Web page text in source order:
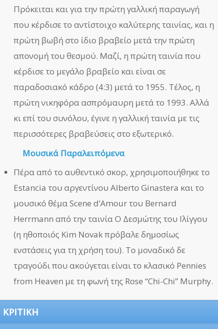
Πρόκειται και για την πρώτη γαλλική παραγωγή
που κέρδισε το αντίστοιχο καλύτερης ταινίας, και η
πρώτη βωβή στο ίδιο βραβείο μετά την πρώτη
απονομή του θεσμού. Μαζί, η πρώτη ταινία που
κέρδισε το μεγάλο βραβείο και είναι σε
παραδοσιακό κάδρο (4:3) μετά το 1955. Τέλος, η
πρώτη νικηφόρα ασπρόμαυρη μετά το 1993. Αλλά
κι επί του συνόλου, έγινε η γαλλική ταινία με τις
περισσότερες βραβεύσεις στο εξωτερικό.
Μουσικά Παραλειπόμενα
Πέρα από το αυθεντικό σκορ, χρησιμοποιήθηκε το
Estancia του αργεντίνου Alberto Ginastera και το
μουσικό θέμα Scene d’Amour του Bernard
Herrmann από την ταινία Ο Δεσμώτης του Ιλίγγου
(η ηθοποιός Kim Novak πρόβαλε δημοσίως
ενστάσεις για τη χρήση του). Το μοναδικό δε
τραγούδι που ακούγεται είναι το κλασικό Pennies
from Heaven με τη φωνή της Rose “Chi-Chi” Murphy.
ΚΡΙΤΙΚΗ